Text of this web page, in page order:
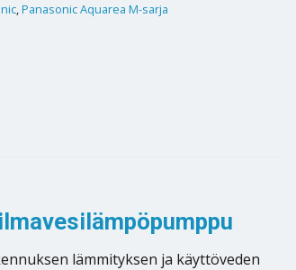
,Panasonic Aquarea M-sarja
lämmityksen ja käyttöveden